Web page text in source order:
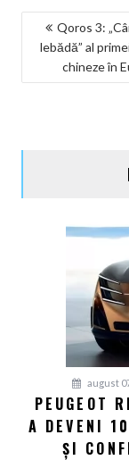
NAVIGARE
ÎN
ARTICOLE
Qoros 3:
lebădă” al
chineze în
august
PEUGEOT
A DEVENI
ȘI